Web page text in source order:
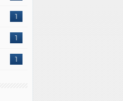
1
1
1